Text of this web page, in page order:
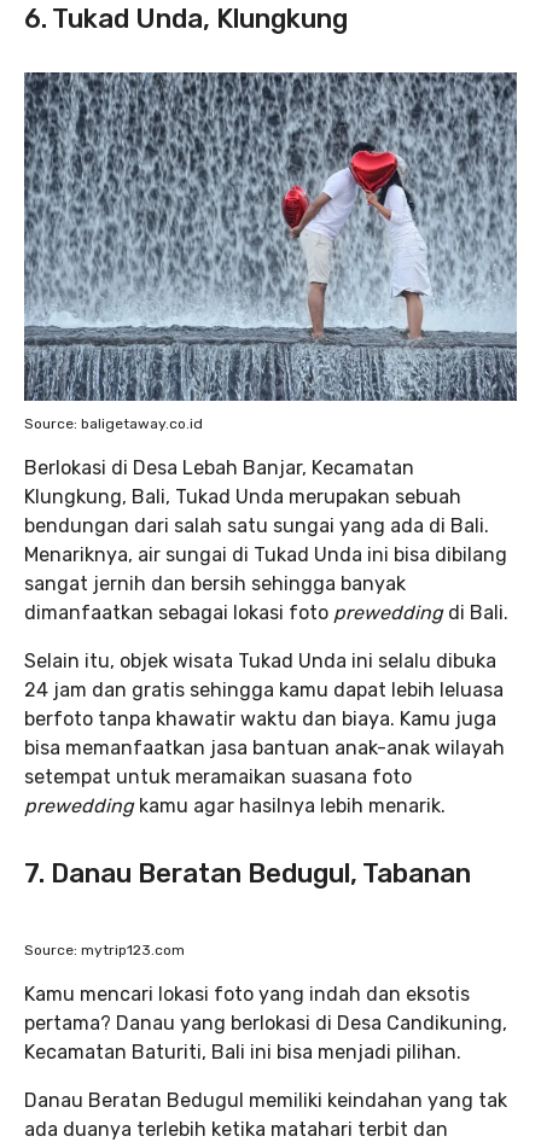
6. Tukad Unda, Klungkung
Source: baligetaway.co.id
Berlokasi di Desa Lebah Banjar, Kecamatan
Klungkung, Bali, Tukad Unda merupakan sebuah
bendungan dari salah satu sungai yang ada di Bali.
Menariknya, air sungai di Tukad Unda ini bisa dibilang
sangat jernih dan bersih sehingga banyak
dimanfaatkan sebagai lokasi foto preweddingdi Bali.
Selain itu, objek wisata Tukad Unda ini selalu dibuka
24 jam dan gratis sehingga kamu dapat lebih leluasa
berfoto tanpa khawatir waktu dan biaya. Kamu juga
bisa memanfaatkan jasa bantuan anak-anak wilayah
setempat untuk meramaikan suasana foto
preweddingkamu agar hasilnya lebih menarik.
7. Danau Beratan Bedugul, Tabanan
Source: mytrip123.com
Kamu mencari lokasi foto yang indah dan eksotis
pertama? Danau yang berlokasi di Desa Candikuning,
Kecamatan Baturiti, Bali ini bisa menjadi pilihan.
Danau Beratan Bedugul memiliki keindahan yang tak
ada duanya terlebih ketika matahari terbit dan